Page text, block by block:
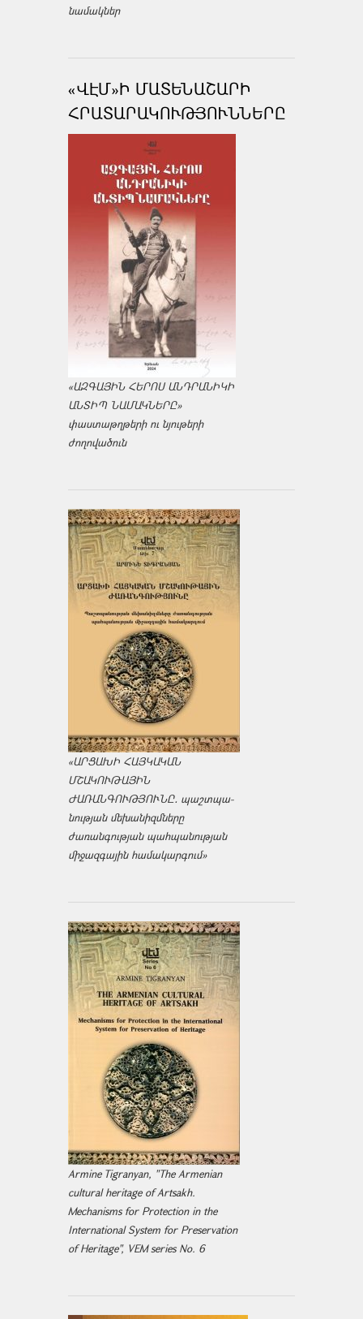
նամակներ
«ՎԷՄ»Ի ՄԱՏԵՆԱՇԱՐԻ
ՀՐԱՏԱՐԱԿՈՒԹՅՈՒՆՆԵՐԸ
«ԱԶԳԱՅԻՆ ՀԵՐՈՍ ԱՆԴՐԱՆԻԿԻ
ԱՆՏԻՊ ՆԱՄԱԿՆԵՐԸ»
փաստաթղթերի ու նյութերի
ժողովածուն
«ԱՐՑԱԽԻ ՀԱՅԿԱԿԱՆ
ՄՇԱԿՈՒԹԱՅԻՆ
ԺԱՌԱՆԳՈՒԹՅՈՒՆԸ․ պաշտպա­
նության մեխանիզմները
ժառանգության պահպանության
միջազ­գային համակարգում»
Armine Tigranyan, "The Armenian
cultural heritage of Artsakh.
Mechanisms for Protection in the
International System for Preservation
of Heritage", VEM series No. 6